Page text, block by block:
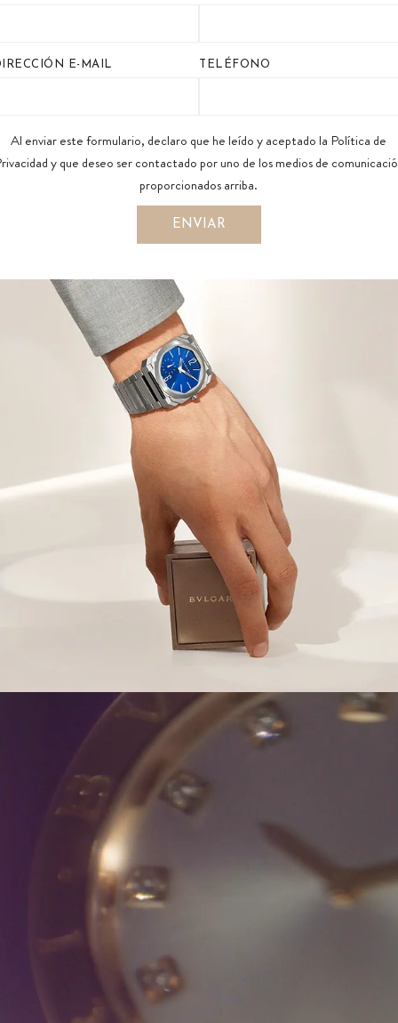
E-MAIL TELÉFONO
Al enviar este formulario, declaro que he leído y aceptado la Política de
y que deseo ser contactado por uno de los medios de
proporcionados arriba.